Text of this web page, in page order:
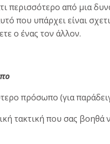
περισσότερο από μια
που υπάρχει είναι
ο ένας τον άλλον.
πρόσωπο (για
τακτική που σας